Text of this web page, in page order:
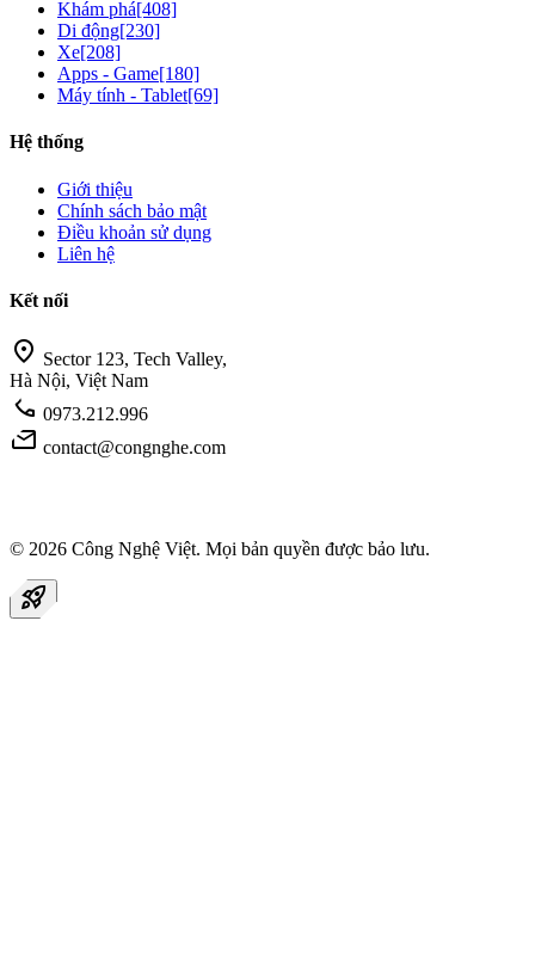
Khám phá[408]
Di động[230]
Xe[208]
Apps - Game[180]
Máy tính - Tablet[69]
Hệ thống
Giới thiệu
Chính sách bảo mật
Điều khoản sử dụng
Liên hệ
Kết nối
location_on Sector 123, Tech Valley,
Hà Nội, Việt Nam
call 0973.212.996
mail contact@congnghe.com
© 2026 Công Nghệ Việt. Mọi bản quyền được bảo lưu.
rocket_launch